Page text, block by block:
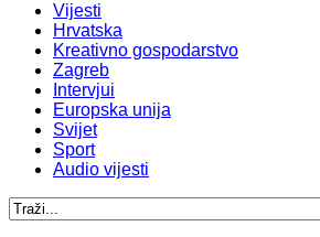
Vijesti
Hrvatska
Kreativno gospodarstvo
Zagreb
Intervjui
Europska unija
Svijet
Sport
Audio vijesti